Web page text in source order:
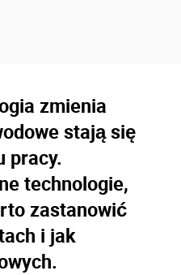
zmienia
stają się
pracy.
technologie,
zastanowić
i jak